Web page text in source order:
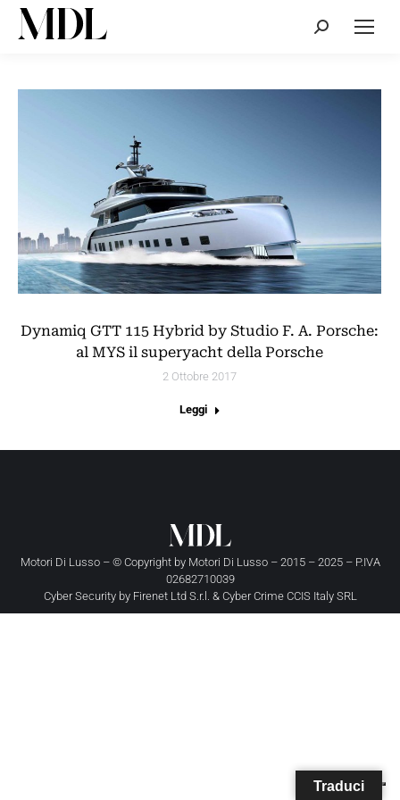
Cerca:
Dynamiq GTT 115 Hybrid by Studio F. A. Porsche:
al MYS il superyacht della Porsche
2 Ottobre 2017
Leggi
Motori Di Lusso – © Copyright by Motori Di Lusso– 2015 – 2025 – P.IVA
02682710039
Cyber Security by Firenet Ltd S.r.l. & Cyber Crime CCIS Italy SRL
Traduci